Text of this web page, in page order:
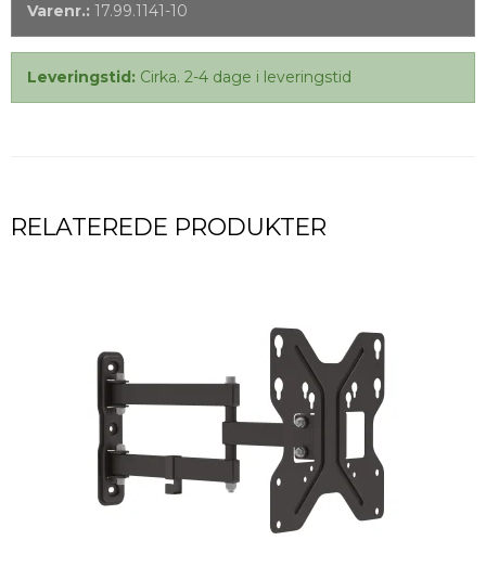
Varenr.: 17.99.1141-10
Leveringstid: Cirka. 2-4 dage i leveringstid
RELATEREDE PRODUKTER